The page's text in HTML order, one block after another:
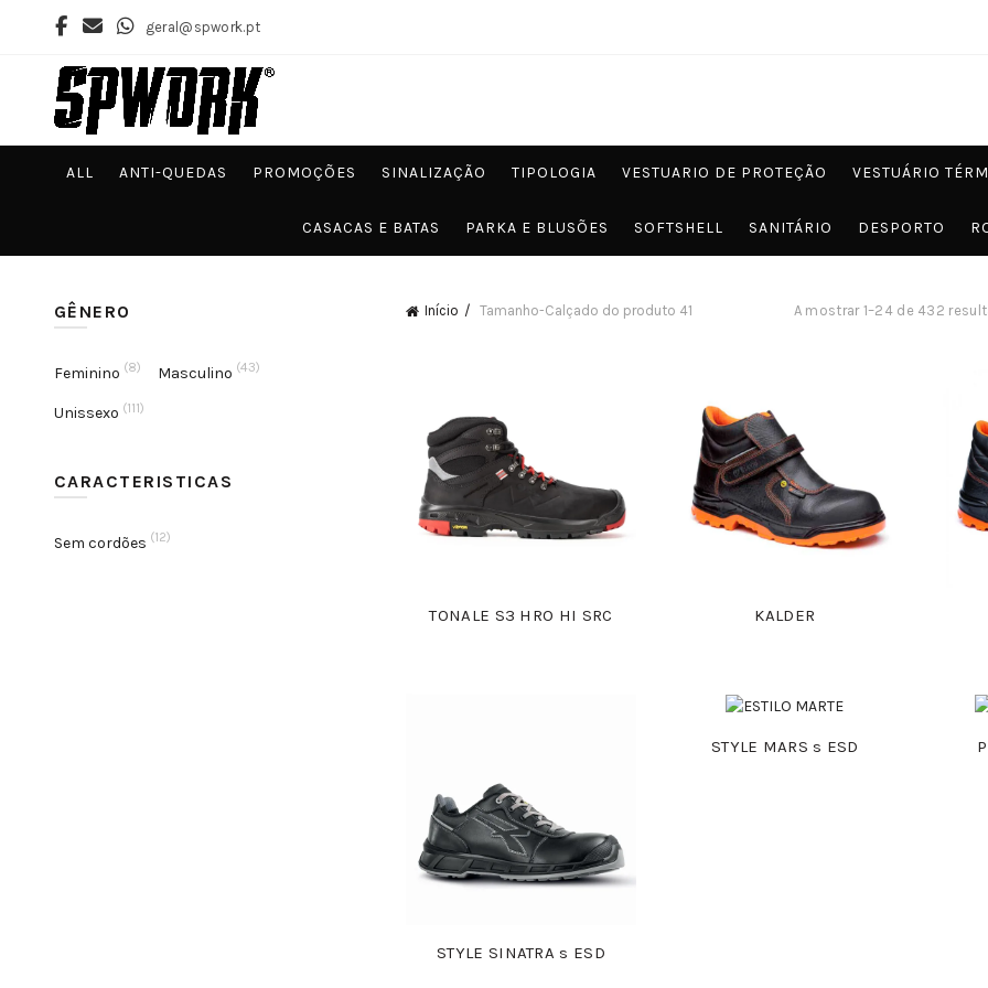
geral@spwork.pt
ALL ANTI-QUEDAS PROMOÇÕES SINALIZAÇÃO TIPOLOGIA VESTUARIO DE PROTEÇÃO VESTUÁRIO
CASACAS E BATAS PARKA E BLUSÕES SOFTSHELL SANITÁRIO DESPORTO
Início Tamanho-Calçado do produto 41 A mostrar 1–24 de 432
TONALE S3 HRO HI SRC KALDER
STYLE SINATRA s ESD
STYLE MARS s ESD
GÊNERO
Feminino (8) Masculino (43)
Unissexo (111)
CARACTERISTICAS
Sem cordões (12)